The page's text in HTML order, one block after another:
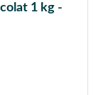
1 kg -